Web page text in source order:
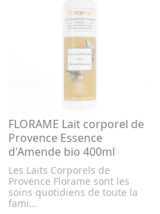
FLORAME Lait corporel de
Provence Essence
d'Amende bio 400ml
Les Laits Corporels de
Provence Florame sont les
soins quotidiens de toute la
fami...